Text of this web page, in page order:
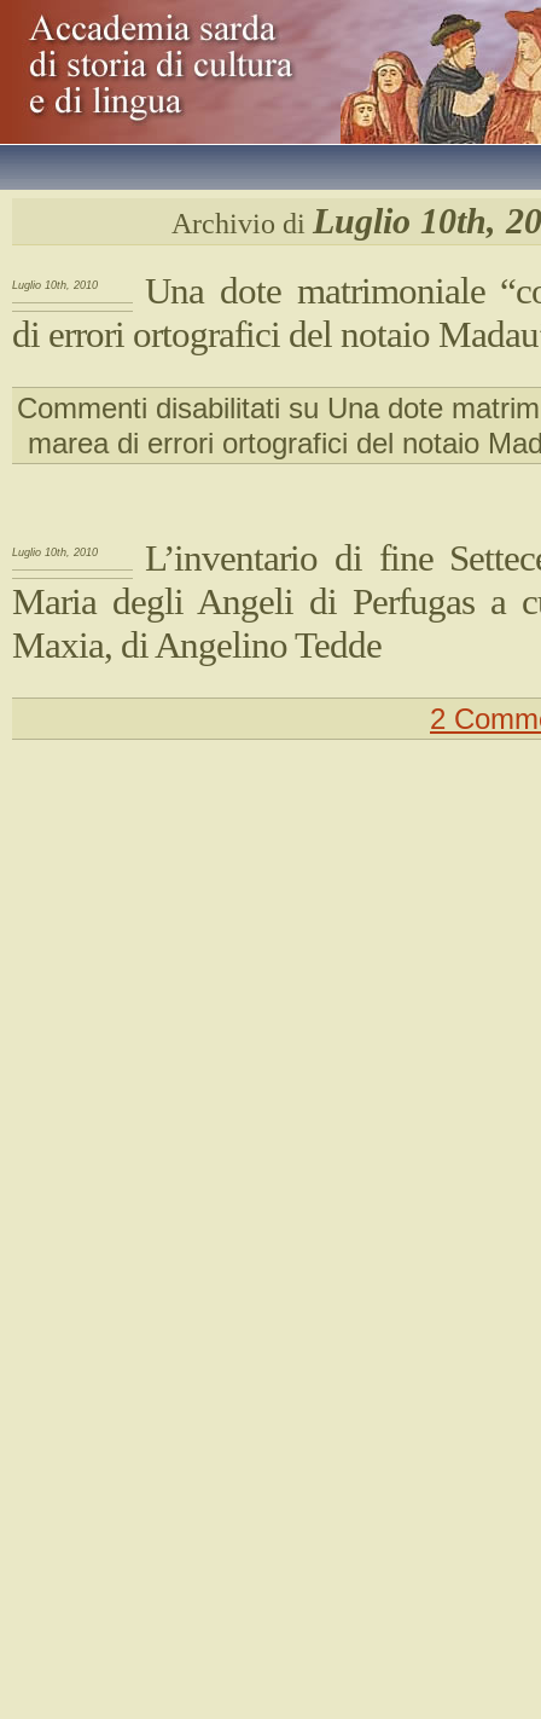
Archivio di Luglio 10th,
Luglio 10th, 2010
Una dote matrimoniale
di errori ortografici del notaio
Commenti disabilitati su Una dote
marea di errori ortografici del notaio
Luglio 10th, 2010
L’inventario di fine
Maria degli Angeli di Perfugas a
Maxia, di Angelino Tedde
2